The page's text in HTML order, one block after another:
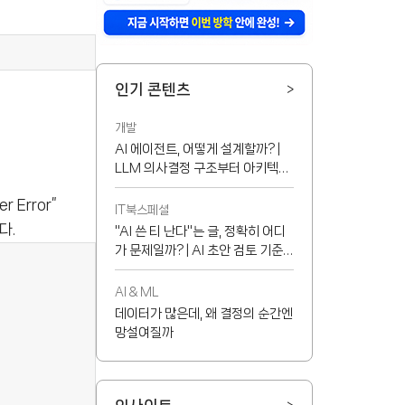
Error”
.
인기 콘텐츠 >
개발
AI 에이전트, 어떻게 설계할까? |
LLM 의사결정 구조부터 아키텍처
선택 기준까지
IT북스페셜
"AI 쓴 티 난다"는 글, 정확히 어디
가 문제일까? | AI 초안 검토 기준
8가지
AI & ML
데이터가 많은데, 왜 결정의 순간엔
망설여질까